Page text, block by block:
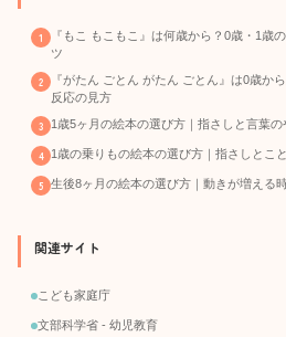
『もこ もこもこ』は何歳から？0歳・1歳
ツ
『がたん ごとん がたん ごとん』は0歳か
反応の見方
1歳5ヶ月の絵本の選び方｜指さしと言葉
1歳の乗りもの絵本の選び方｜指さしとこ
生後8ヶ月の絵本の選び方｜動きが増える
関連サイト
こども家庭庁
文部科学省 - 幼児教育